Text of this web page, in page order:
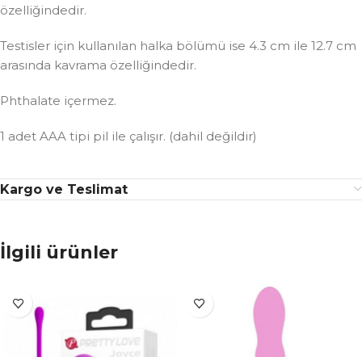
özelliğindedir.
Testisler için kullanılan halka bölümü ise 4.3 cm ile 12.7 cm
arasında kavrama özelliğindedir.
Phthalate içermez.
1 adet AAA tipi pil ile çalışır. (dahil değildir)
Kargo ve Teslimat
İlgili ürünler